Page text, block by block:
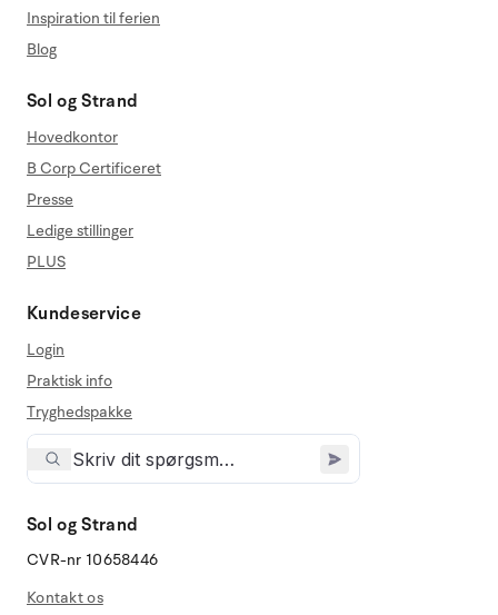
Inspiration til ferien
Blog
Sol og Strand
Hovedkontor
B Corp Certificeret
Presse
Ledige stillinger
PLUS
Kundeservice
Login
Praktisk info
Tryghedspakke
Sol og Strand
CVR-nr 10658446
Kontakt os